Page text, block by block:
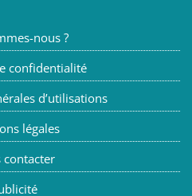
nous ?
confidentialité
d’utilisations
légales
contacter